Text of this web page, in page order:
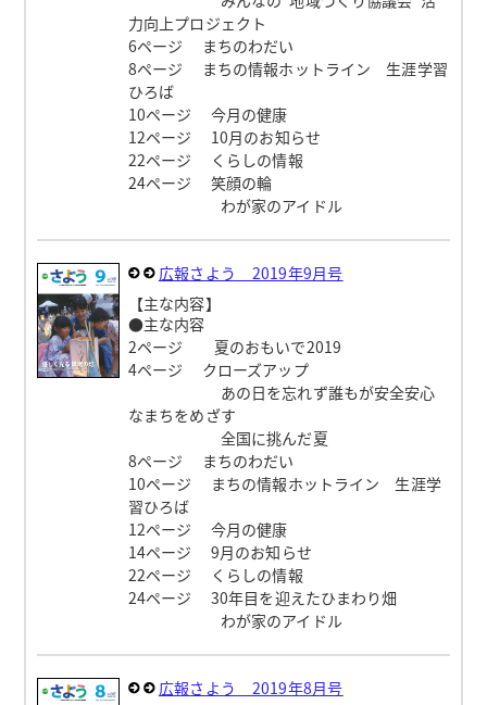
力向上プロジェクト
6ページ まちのわだい
8ページ まちの情報ホットライン 生涯学習
ひろば
10ページ 今月の健康
12ページ 10月のお知らせ
22ページ くらしの情報
24ページ 笑顔の輪
わが家のアイドル
広報さよう 2019年9月号
【主な内容】
●主な内容
2ページ 夏のおもいで2019
4ページ クローズアップ
あの日を忘れず誰もが安全安心
なまちをめざす
全国に挑んだ夏
8ページ まちのわだい
10ページ まちの情報ホットライン 生涯学
習ひろば
12ページ 今月の健康
14ページ 9月のお知らせ
22ページ くらしの情報
24ページ 30年目を迎えたひまわり畑
わが家のアイドル
広報さよう 2019年8月号